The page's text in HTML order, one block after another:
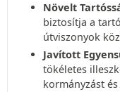
Növelt
biztosítja a
útviszonyok
Javított
tökéletes
kormányzást